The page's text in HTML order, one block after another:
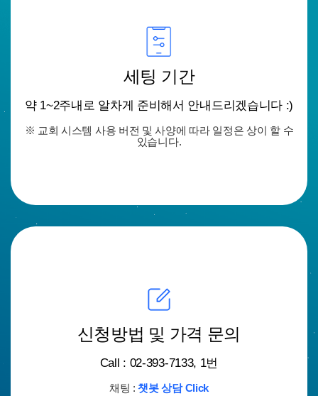
세팅 기간
약 1~2주내로 알차게 준비해서 안내드리겠습니다 :)
※ 교회 시스템 사용 버전 및 사양에 따라 일정은 상이 할 수
있습니다.
신청방법 및 가격 문의
Call : 02-393-7133, 1번
채팅 :챗봇 상담 Click